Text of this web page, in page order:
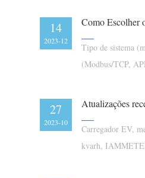
14
2023-12
Tipo de sistema
(Modbus/TCP,
27
2023-10
Atualizações
Carregador EV,
kvarh,